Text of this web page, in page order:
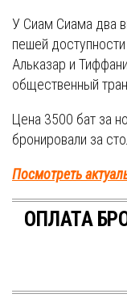
У Сиам Сиама два
пешей
Альказар и
общественный
Цена 3500 бат за
бронировали за
Посмотреть
ОПЛАТА